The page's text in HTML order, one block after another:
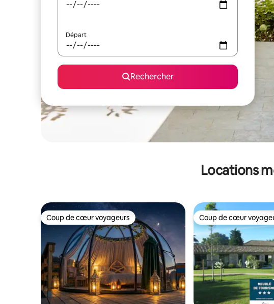
Départ
Rechercher
Locations
Coup de cœur voyageurs
Coup de cœur voyageurs Coup de cœur
Coup de cœur